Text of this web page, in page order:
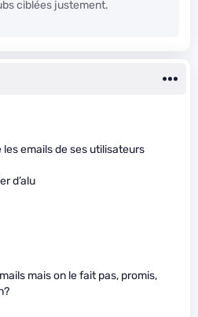
ciblées justement.
les emails de ses utilisateurs
d’alu
mais on le fait pas, promis,